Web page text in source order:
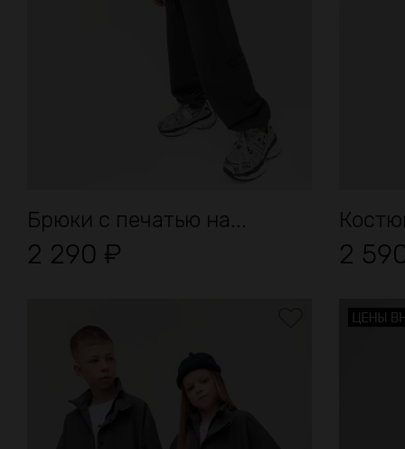
Брюки с печатью на...
2 290 ₽ 2